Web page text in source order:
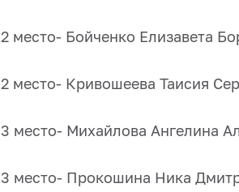
2 место- Бойченко Елизавета
2 место- Кривошеева Таисия
3 место- Михайлова Ангелина
3 место- Прокошина Ника